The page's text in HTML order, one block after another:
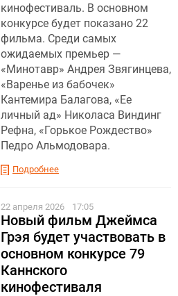
кинофестиваль. В основном
конкурсе будет показано 22
фильма. Среди самых
ожидаемых премьер —
«Минотавр» Андрея Звягинцева,
«Варенье из бабочек»
Кантемира Балагова, «Ее
личный ад» Николаса Виндинг
Рефна, «Горькое Рождество»
Педро Альмодовара.
Подробнее
22 апреля 2026 17:05
Новый фильм Джеймса
Грэя будет участвовать в
основном конкурсе 79
Каннского
кинофестиваля